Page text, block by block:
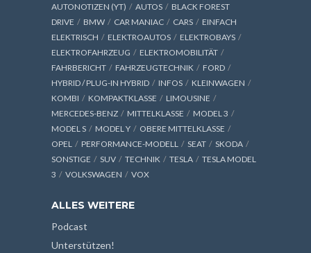
AUTONOTIZEN (YT)
AUTOS
BLACK FOREST
DRIVE
BMW CAR MANIAC CARS
EINFACH
ELEKTRISCH
ELEKTROAUTOS
ELEKTROBAYS
ELEKTROFAHRZEUG
ELEKTROMOBILITÄT
FAHRBERICHT
FAHRZEUGTECHNIK
FORD
HYBRID / PLUG-IN HYBRID
INFOS
KLEINWAGEN
KOMBI
KOMPAKTKLASSE
LIMOUSINE
MERCEDES-BENZ
MITTELKLASSE
MODEL 3
MODEL S
MODEL Y
OBERE MITTELKLASSE
OPEL
PERFORMANCE-MODELL SEAT
SKODA
SONSTIGE
SUV TECHNIK TESLA
TESLA MODEL
3
VOLKSWAGEN VOX
ALLES WEITERE
Podcast
Unterstützen!